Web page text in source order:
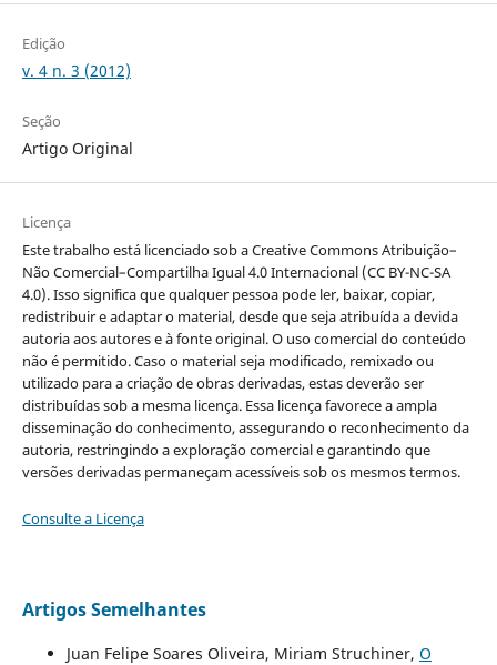
Edição
v. 4 n. 3 (2012)
Seção
Artigo Original
Licença
Este trabalho está licenciado sob a Creative Commons Atribuição–
Não Comercial–Compartilha Igual 4.0 Internacional (CC BY-NC-SA
4.0). Isso significa que qualquer pessoa pode ler, baixar, copiar,
redistribuir e adaptar o material, desde que seja atribuída a devida
autoria aos autores e à fonte original. O uso comercial do conteúdo
não é permitido. Caso o material seja modificado, remixado ou
utilizado para a criação de obras derivadas, estas deverão ser
distribuídas sob a mesma licença. Essa licença favorece a ampla
disseminação do conhecimento, assegurando o reconhecimento da
autoria, restringindo a exploração comercial e garantindo que
versões derivadas permaneçam acessíveis sob os mesmos termos.
Consulte a Licença
Artigos Semelhantes
Juan Felipe Soares Oliveira, Miriam Struchiner, O